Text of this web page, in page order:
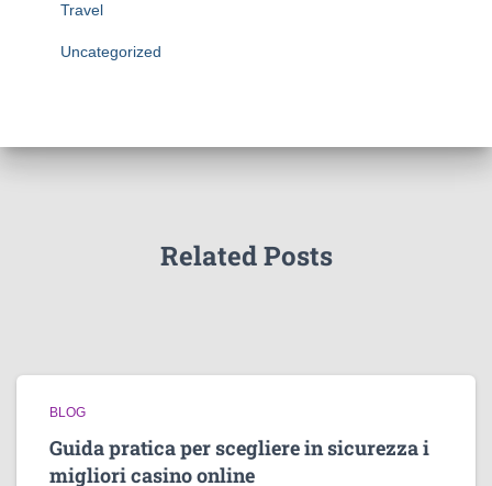
Travel
Uncategorized
Related Posts
BLOG
Guida pratica per scegliere in sicurezza i
migliori casino online